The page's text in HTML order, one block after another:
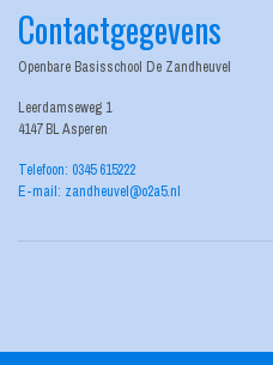
Contactgegevens
Openbare Basisschool De Zandheuvel
Leerdamseweg 1
4147 BL Asperen
Telefoon: 0345 615222
E-mail: zandheuvel@o2a5.nl